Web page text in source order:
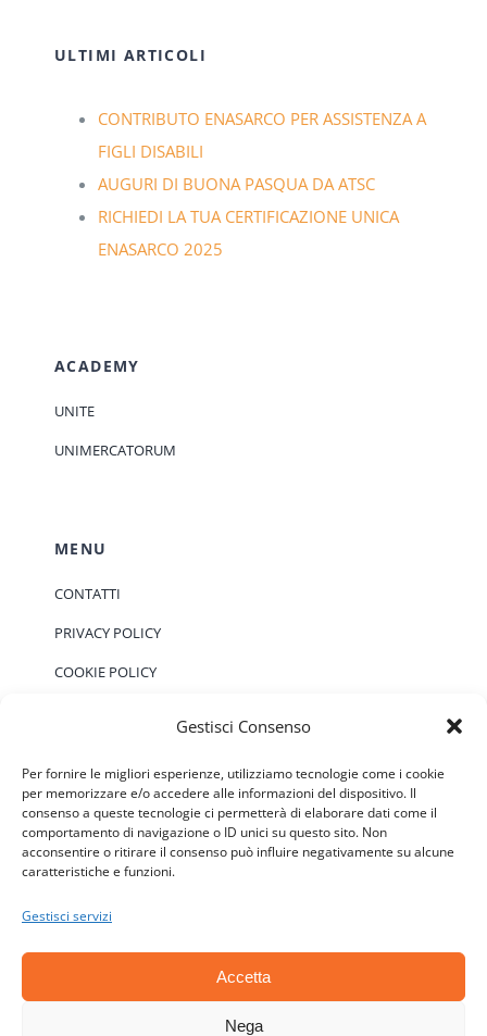
Gestisci Consenso
Per fornire le migliori esperienze, utilizziamo tecnologie come i cookie
per memorizzare e/o accedere alle informazioni del dispositivo. Il
consenso a queste tecnologie ci permetterà di elaborare dati come il
comportamento di navigazione o ID unici su questo sito. Non
acconsentire o ritirare il consenso può influire negativamente su alcune
caratteristiche e funzioni.
Gestisci servizi
Accetta
Nega
ULTIMI ARTICOLI
CONTRIBUTO ENASARCO PER ASSISTENZA A
FIGLI DISABILI
AUGURI DI BUONA PASQUA DA ATSC
RICHIEDI LA TUA CERTIFICAZIONE UNICA
ENASARCO 2025
ACADEMY
UNITE
UNIMERCATORUM
MENU
CONTATTI
PRIVACY POLICY
COOKIE POLICY
EVENTI
Notice
Non ci sono eventi previsti.
© Copyright 2006 - 2026 | ATSC - Agenti Teramo
Senza Confini - P.IVA: 01646590677 - CF: